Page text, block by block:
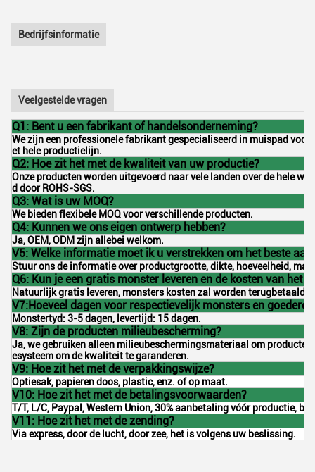
Bedrijfsinformatie
Veelgestelde vragen
Q1: Bent u een fabrikant of handelsonderneming?
We zijn een professionele fabrikant gespecialiseerd in muispad voor
et hele productielijn.
Q2: Hoe zit het met de kwaliteit van uw productie?
Onze producten worden uitgevoerd naar vele landen over de hele
d door ROHS-SGS.
Q3: Wat is uw MOQ?
We bieden flexibele MOQ voor verschillende producten.
Q4: Kunnen we ons eigen ontwerp hebben?
Ja, OEM, ODM zijn allebei welkom.
V5: Welke informatie moet ik u verstrekken om het beste
Stuur ons de informatie over productgrootte, dikte, hoeveelheid,
Q6: Kun je een gratis monster leveren en de kosten van het
Natuurlijk gratis leveren, monsters kosten zal worden terugbetaald
V7:Hoeveel dagen voor respectievelijk monsters en
Monstertyd: 3-5 dagen, levertijd: 15 dagen.
V8: Zijn de producten milieubescherming?
Ja, we gebruiken alleen milieubeschermingsmateriaal om
esysteem om de kwaliteit te garanderen.
V9: Hoe zit het met de verpakkingswijze?
Optiesak, papieren doos, plastic, enz. of op maat.
V10: Hoe zit het met de betalingsvoorwaarden?
T/T, L/C, Paypal, Western Union, 30% aanbetaling vóór productie,
V11: Hoe zit het met de zending?
Via express, door de lucht, door zee, het is volgens uw beslissing.